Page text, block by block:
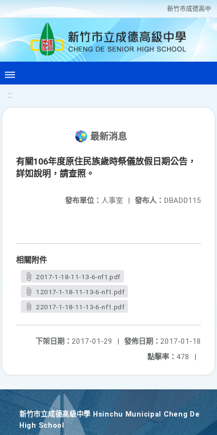
新竹巿成德高中
:::
最新消息
有關106年度原住民族歲時祭儀放假日期公告，
詳如說明，請查照。
發布人： DBADD115
發布單位： 人事室 |
相關附件
2017-1-18-11-13-6-nf1.pdf
12017-1-18-11-13-6-nf1.pdf
22017-1-18-11-13-6-nf1.pdf
發佈日期： 2017-01-18
下架日期： 2017-01-29
|
點擊率： 478 |
新竹巿立成德高級中學 Hsinchu Municipal Cheng De
High School